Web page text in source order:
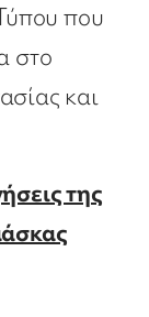
που
στο
και
της